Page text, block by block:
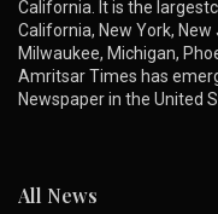
California. It is the
California, New York,
Milwaukee, Michigan,
Amritsar Times has
Newspaper in the United
All News